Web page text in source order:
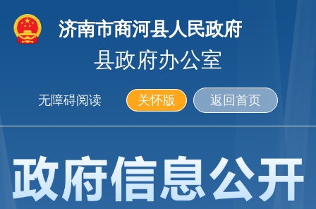
济南市商河县人民政府
县政府办公室
无障碍阅读 关怀版 返回首页